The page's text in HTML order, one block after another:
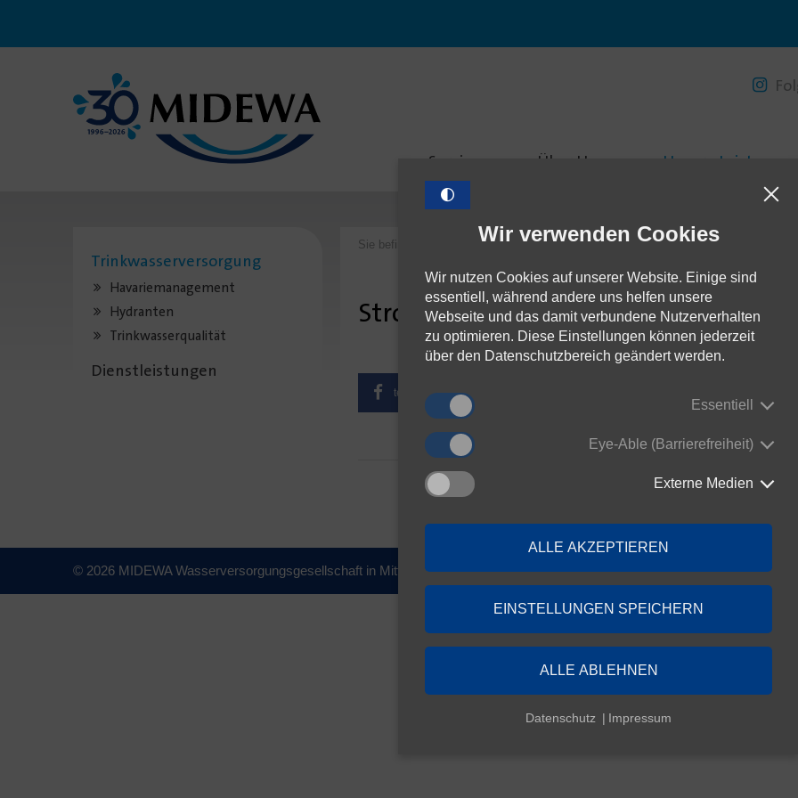
Service Über Uns Unsere Leistungen
Sie befinden sich hier: Home Unsere Leistungen Trinkwasserversorgung
Stromaggregate
teilen
Trinkwasserversorgung
Havariemanagement
Hydranten
Trinkwasserqualität
Dienstleistungen
© 2026 MIDEWA Wasserversorgungsgesellschaft in Mitteldeutschland mbH Barrierefreiheit Impressum &
Wir verwenden Cookies
Wir nutzen Cookies auf unserer Website. Einige sind
essentiell, während andere uns helfen unsere
Webseite und das damit verbundene Nutzerverhalten
zu optimieren. Diese Einstellungen können jederzeit
über den Datenschutzbereich geändert werden.
Essentiell
Eye-Able (Barrierefreiheit)
Externe Medien
ALLE AKZEPTIEREN
EINSTELLUNGEN SPEICHERN
ALLE ABLEHNEN
Datenschutz Impressum